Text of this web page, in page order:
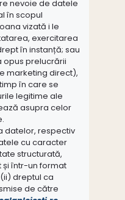
nevoie de datele
în scopul
vizată i le
exercitarea
în instanță; sau
prelucrării
marketing direct),
în care se
legitime ale
asupra celor
datelor, respectiv
cu caracter
structurată,
și într-un format
dreptul ca
de către